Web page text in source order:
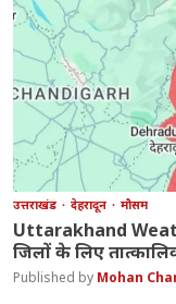
उत्तराखंड देहरादून मौसम
Uttarakhand
जिलों के लिए
Mohan